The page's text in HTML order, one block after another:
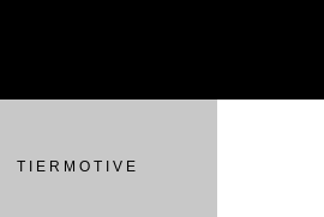
T I E R M O T I V E